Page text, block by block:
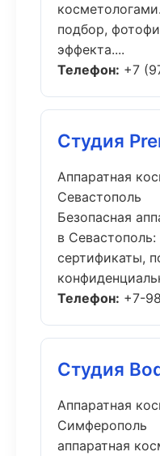
подбор,
эффекта....
Телефон: +7
Студия
Аппаратная
Севастополь
Безопасная
в Севастополь:
сертификаты,
Телефон: +7-
Студия
Аппаратная
Симферополь
аппаратная